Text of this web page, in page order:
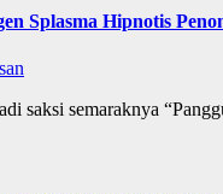
Splasma Hipnotis
saksi semaraknya